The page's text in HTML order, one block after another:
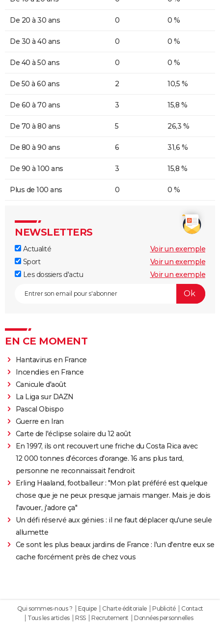
De 20 à 30 ans 0 0 %
De 30 à 40 ans 0 0 %
De 40 à 50 ans 0 0 %
De 50 à 60 ans 2 10,5 %
De 60 à 70 ans 3 15,8 %
De 70 à 80 ans 5 26,3 %
De 80 à 90 ans 6 31,6 %
De 90 à 100 ans 3 15,8 %
Plus de 100 ans 0 0 %
NEWSLETTERS
Actualité
Voir un exemple
Sport
Voir un exemple
Les dossiers d'actu
Voir un exemple
EN CE MOMENT
Hantavirus en France
Incendies en France
Canicule d'août
La Liga sur DAZN
Pascal Obispo
Guerre en Iran
Carte de l'éclipse solaire du 12 août
En 1997, ils ont recouvert une friche du Costa Rica avec
12 000 tonnes d'écorces d'orange. 16 ans plus tard,
personne ne reconnaissait l'endroit
Erling Haaland, footballeur : "Mon plat préféré est quelque
chose que je ne peux presque jamais manger. Mais je dois
l'avouer, j'adore ça"
Un défi réservé aux génies : il ne faut déplacer qu'une seule
allumette
Ce sont les plus beaux jardins de France : l'un d'entre eux se
cache forcément près de chez vous
Qui sommes-nous ? Equipe Charte éditoriale Publicité
Contact
Tous les articles
RSS Recrutement Données personnelles